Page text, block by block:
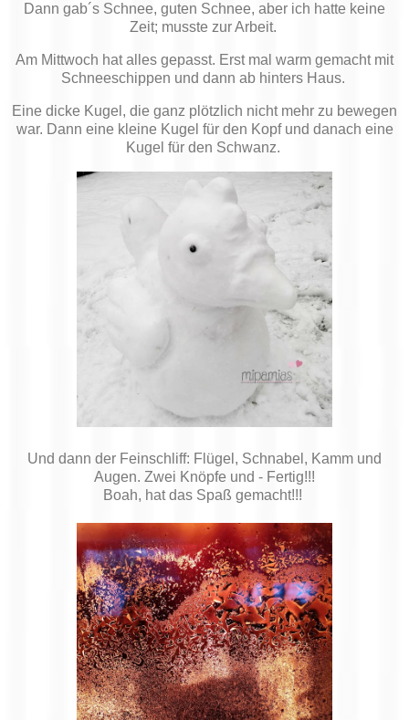
Dann gab´s Schnee, guten Schnee, aber ich hatte keine
Zeit; musste zur Arbeit.
Am Mittwoch hat alles gepasst. Erst mal warm gemacht mit
Schneeschippen und dann ab hinters Haus.
Eine dicke Kugel, die ganz plötzlich nicht mehr zu bewegen
war. Dann eine kleine Kugel für den Kopf und danach eine
Kugel für den Schwanz.
Und dann der Feinschliff: Flügel, Schnabel, Kamm und
Augen. Zwei Knöpfe und - Fertig!!!
Boah, hat das Spaß gemacht!!!